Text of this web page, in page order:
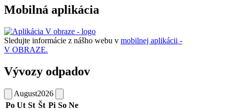
Mobilná aplikácia
Sledujte informácie z nášho webu v mobilnej aplikácii -
V OBRAZE.
Vývozy odpadov
August2026
Po Ut St Št Pi So Ne